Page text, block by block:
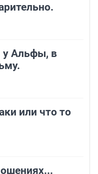
у Альфы, в
или что то